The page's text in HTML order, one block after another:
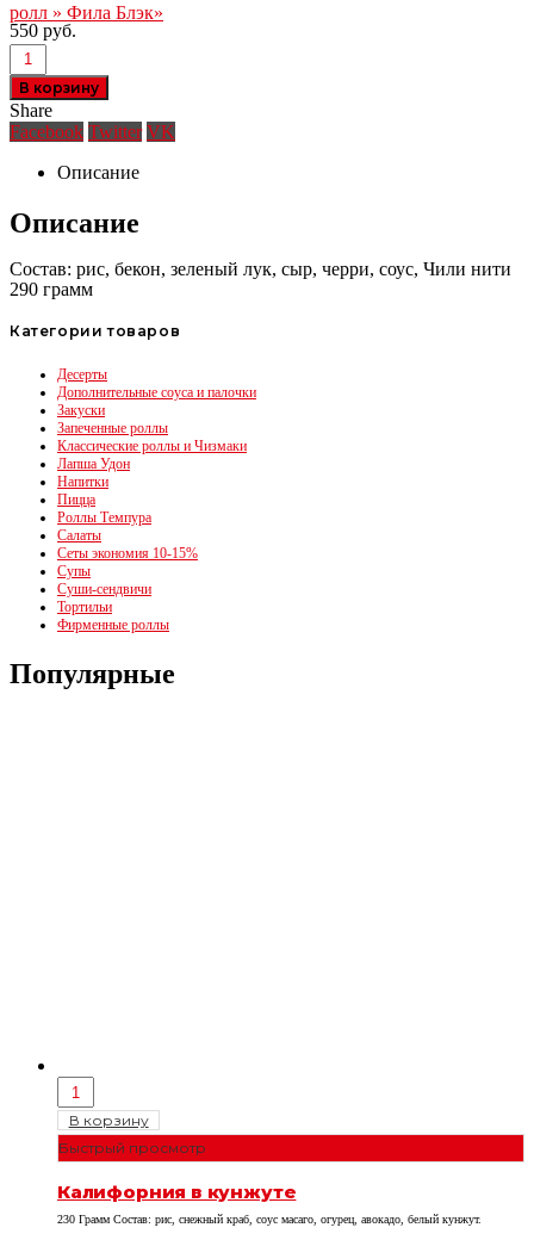
ролл » Фила Блэк»
550 руб.
В корзину
Share
Facebook Twitter VK
Описание
Описание
Состав: рис, бекон, зеленый лук, сыр, черри, соус, Чили нити
290 грамм
Категории товаров
Десерты
Дополнительные соуса и палочки
Закуски
Запеченные роллы
Классические роллы и Чизмаки
Лапша Удон
Напитки
Пицца
Роллы Темпура
Салаты
Сеты экономия 10-15%
Супы
Суши-сендвичи
Тортильи
Фирменные роллы
Популярные
В корзину
Быстрый просмотр
Калифорния в кунжуте
230 Грамм Состав: рис, снежный краб, соус масаго, огурец, авокадо, белый кунжут.